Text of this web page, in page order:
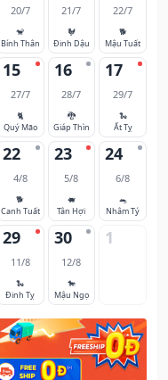
20/7
🐒
Bính Thân
21/7
🐓
Đinh Dậu
22/7
🐕
Mậu Tuất
15
27/7
🐈
Quý Mão
16
28/7
🐉
Giáp Thìn
17
29/7
🐍
Ất Tỵ
22
4/8
🐕
Canh Tuất
23
5/8
🐖
Tân Hợi
24
6/8
🐀
Nhâm Tý
29
11/8
🐍
Đinh Tỵ
30
12/8
🐎
Mậu Ngọ
1